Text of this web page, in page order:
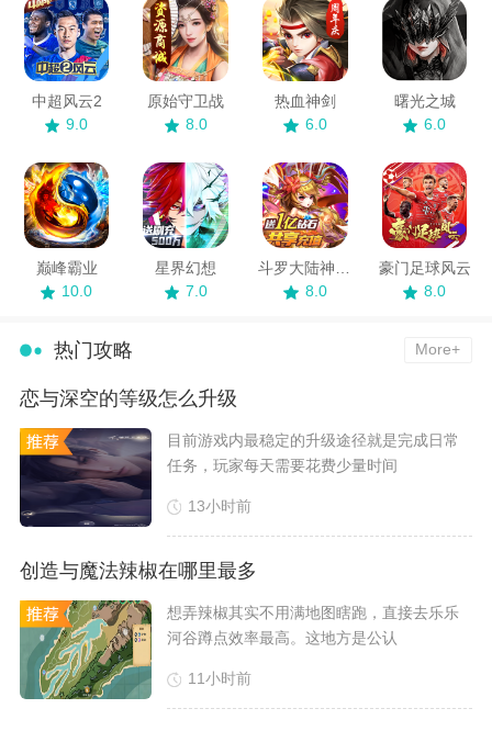
中超风云2
9.0
原始守卫战
8.0
热血神剑
6.0
曙光之城
6.0
巅峰霸业
10.0
星界幻想
7.0
8.0
豪门足球风云
8.0
热门攻略 More+
恋与深空的等级怎么升级
​目前游戏内最稳定的升级途径就是完成日常
任务，玩家每天需要花费少量时间
13小时前
创造与魔法辣椒在哪里最多
​想弄辣椒其实不用满地图瞎跑，直接去乐乐
河谷蹲点效率最高。这地方是公认
11小时前